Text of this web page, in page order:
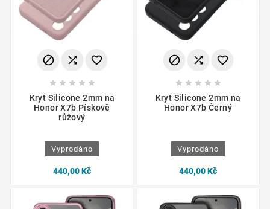
  
    
Kryt Silicone 2mm na
Honor X7b Pískově
růžový
Vyprodáno
440,00 Kč
  
    
Kryt Silicone 2mm na
Honor X7b Černý
Vyprodáno
440,00 Kč